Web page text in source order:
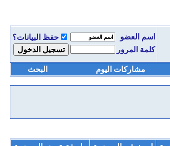
اسم العضو
حفظ البيانات؟
كلمة المرور
مشاركات اليوم البحث